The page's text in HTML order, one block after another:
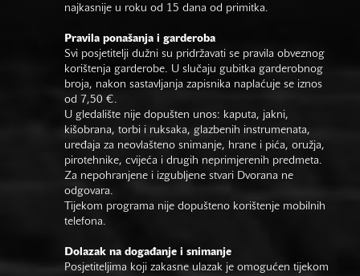
najkasnije u roku od 15 dana od primitka.
Pravila ponašanja i garderoba
Svi posjetitelji dužni su pridržavati se pravila obveznog
korištenja garderobe. U slučaju gubitka garderobnog
broja, nakon sastavljanja zapisnika naplaćuje se iznos
od 7,50 €.
U gledalište nije dopušten unos: kaputa, jakni,
kišobrana, torbi i ruksaka, glazbenih instrumenata,
uređaja za neovlašteno snimanje, hrane i pića, oružja,
pirotehnike, cvijeća i drugih neprimjerenih predmeta.
Za nepohranjene i izgubljene stvari Dvorana ne
odgovara.
Tijekom programa nije dopušteno korištenje mobilnih
telefona.
Dolazak na događanje i snimanje
Posjetiteljima koji zakasne ulazak je omogućen tijekom